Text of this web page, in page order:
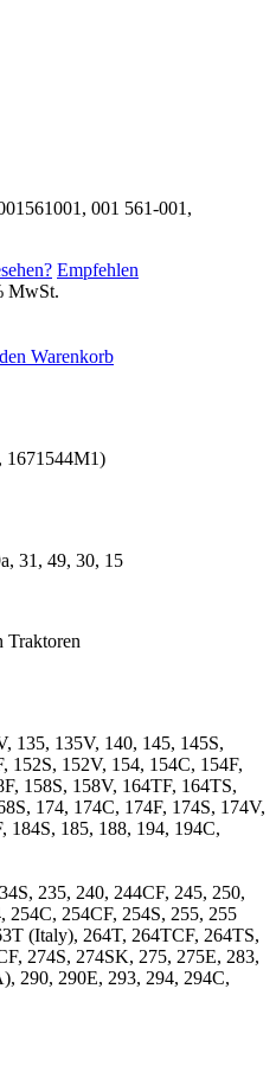
001 561-001,
Empfehlen
MwSt.
Warenkorb
1671544M1)
31, 49, 30, 15
Traktoren
135, 135V, 140, 145, 145S,
152S, 152V, 154, 154C, 154F,
158S, 158V, 164TF, 164TS,
174, 174C, 174F, 174S, 174V,
184S, 185, 188, 194, 194C,
235, 240, 244CF, 245, 250,
254CF, 254S, 255, 255
(Italy), 264T, 264TCF, 264TS,
274S, 274SK, 275, 275E, 283,
290, 290E, 293, 294, 294C,